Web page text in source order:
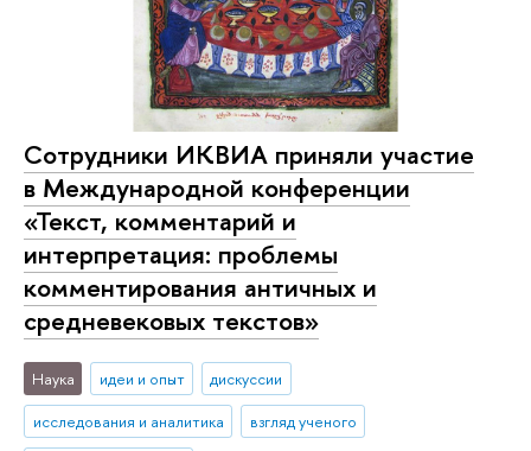
Сотрудники ИКВИА приняли участие
в Международной конференции
«Текст, комментарий и
интерпретация: проблемы
комментирования античных и
средневековых текстов»
Наука идеи и опыт
дискуссии
исследования и аналитика
взгляд ученого